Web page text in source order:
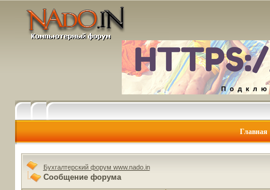
Главная
Бухгалтерский форум www.nado.in
Сообщение форума